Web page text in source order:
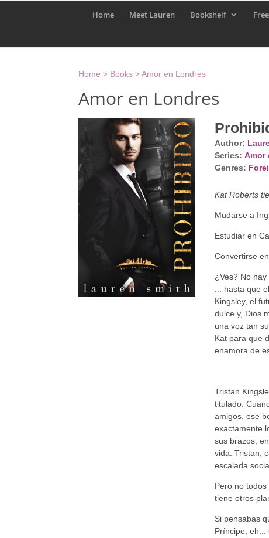
Home Meet Lauren Bookshelf
Home > Books >Amor en Londres
Amor en Londres
Author:
Series: Amor
Genres:
Kat Roberts
Mudarse a
Estudiar en
Convertirse
¿Ves? No
... hasta que
Kingsley, el
dulce y, Dios
una voz tan
Kat para que
enamora de
Tristan
titulado.
amigos, ese
exactamente
sus brazos,
vida. Tristan,
escalada
Pero no
tiene otros
Si pensabas
Príncipe, eh...